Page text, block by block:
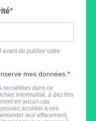
avant de publier votre
mes données.
recueillies dans ce
informatisé, à des fins
en aucun cas
accéder à vos
leur effacement,